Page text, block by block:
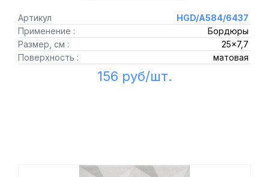
Артикул
HGD/A584/6437
Применение :
Бордюры
Размер, см :
25x7,7
Поверхность :
матовая
156 руб/шт.